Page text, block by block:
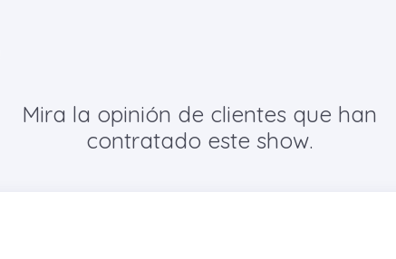
Mira la opinión de clientes que han
contratado este show.